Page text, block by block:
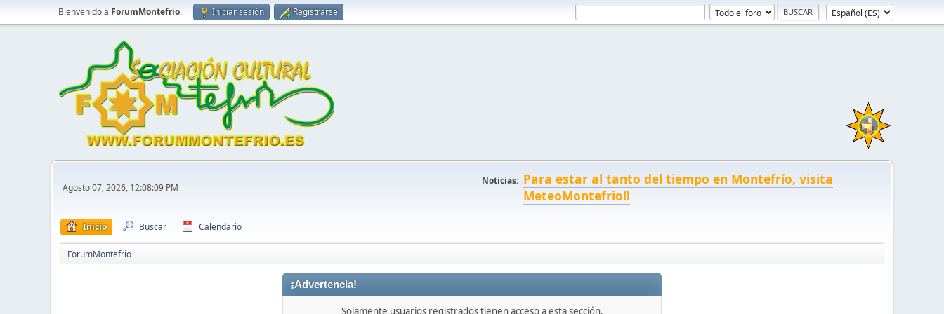
Bienvenido a ForumMontefrio. Iniciar sesión Registrarse
Agosto 07, 2026, 12:08:09 PM
Noticias: Para estar al tanto del tiempo en Montefrío, visita
MeteoMontefrio!!
Inicio Buscar Calendario
ForumMontefrio
¡Advertencia!
Solamente usuarios registrados tienen acceso a esta sección.